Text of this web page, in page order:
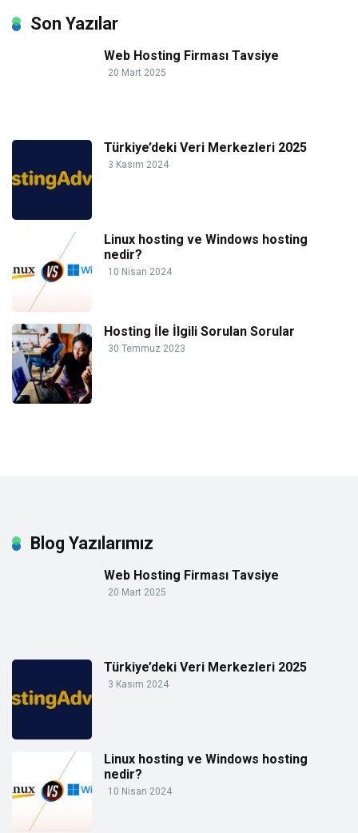
Son Yazılar
Web Hosting Firması Tavsiye
20 Mart 2025
Türkiye’deki Veri Merkezleri 2025
3 Kasım 2024
Linux hosting ve Windows hosting
nedir?
10 Nisan 2024
Hosting İle İlgili Sorulan Sorular
30 Temmuz 2023
Blog Yazılarımız
Web Hosting Firması Tavsiye
20 Mart 2025
Türkiye’deki Veri Merkezleri 2025
3 Kasım 2024
Linux hosting ve Windows hosting
nedir?
10 Nisan 2024